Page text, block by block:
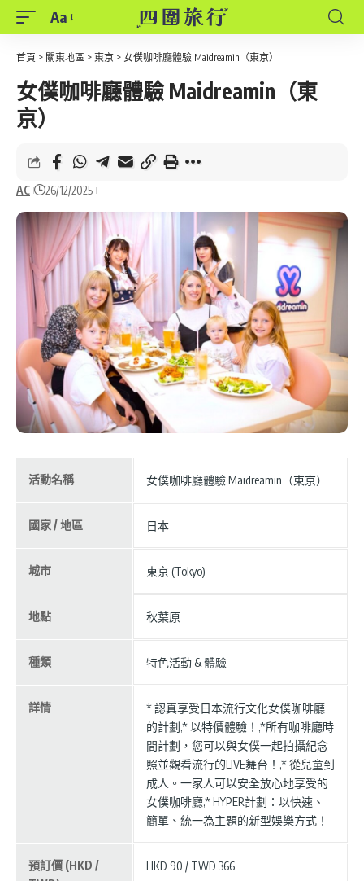
Font
Resizer
Aa
首頁 > 關東地區 > 東京 > 女僕咖啡廳體驗 Maidreamin（東京）
女僕咖啡廳體驗 Maidreamin（東
京）
AC 26/12/2025
活動名稱 女僕咖啡廳體驗 Maidreamin（東京）
國家 / 地區 日本
城市 東京 (Tokyo)
地點 秋葉原
種類 特色活動 & 體驗
詳情
* 認真享受日本流行文化女僕咖啡廳
的計劃,* 以特價體驗！,*所有咖啡廳時
間計劃，您可以與女僕一起拍攝紀念
照並觀看流行的LIVE舞台！,* 從兒童到
成人。一家人可以安全放心地享受的
女僕咖啡廳,* HYPER計劃：以快速、
簡單、統一為主題的新型娛樂方式！
預訂價 (HKD /
HKD 90 / TWD 366